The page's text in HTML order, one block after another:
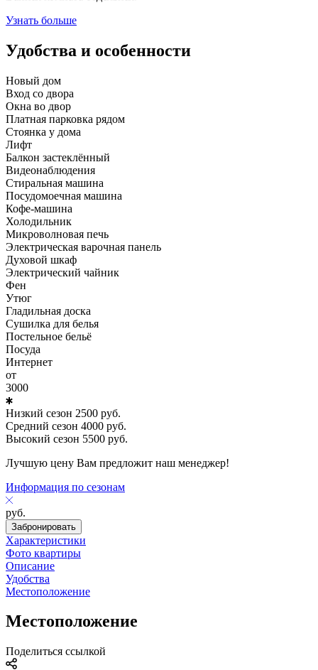
Узнать больше
Удобства и особенности
Новый дом
Вход со двора
Окна во двор
Платная парковка рядом
Стоянка у дома
Лифт
Балкон застеклённый
Видеонаблюдения
Стиральная машина
Посудомоечная машина
Кофе-машина
Холодильник
Микроволновая печь
Электрическая варочная панель
Духовой шкаф
Электрический чайник
Фен
Утюг
Гладильная доска
Сушилка для белья
Постельное бельё
Посуда
Интернет
от
3000
Низкий сезон 2500 руб.
Средний сезон 4000 руб.
Высокий сезон 5500 руб.
Лучшую цену Вам предложит наш менеджер!
Информация по сезонам
руб.
Забронировать
Характеристики
Фото квартиры
Описание
Удобства
Местоположение
Местоположение
Поделиться ссылкой